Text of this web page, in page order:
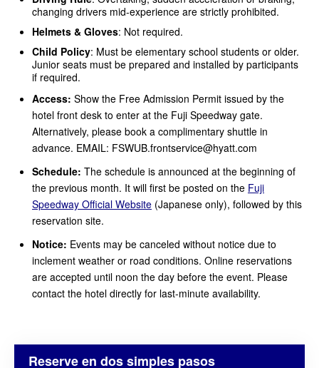
changing drivers mid-experience are strictly prohibited.
Helmets & Gloves: Not required.
Child Policy: Must be elementary school students or older.
Junior seats must be prepared and installed by participants
if required.
Access: Show the Free Admission Permit issued by the
hotel front desk to enter at the Fuji Speedway gate.
Alternatively, please book a complimentary shuttle in
advance. EMAIL: FSWUB.frontservice@hyatt.com
Schedule: The schedule is announced at the beginning of
the previous month. It will first be posted on the Fuji
Speedway Official Website (Japanese only), followed by this
reservation site.
Notice: Events may be canceled without notice due to
inclement weather or road conditions. Online reservations
are accepted until noon the day before the event. Please
contact the hotel directly for last-minute availability.
Reserve en dos simples pasos